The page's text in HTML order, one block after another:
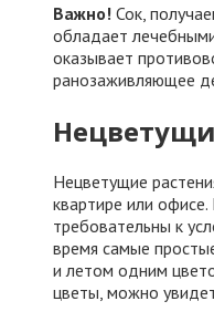
Важно! Сок,
обладает
оказывает
ранозаживляющее
Нецветущие
квартире или
требовательны к
время самые
и летом одним
цветы, можно